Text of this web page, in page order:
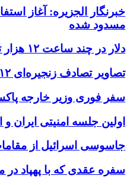
خبرنگار الجزیره: آغاز
مسدود شده
دلار در چند ساعت ۱۲ هزار تومان عقب‌نشینی کرد
تصاویر تصادف زنجیره‌ای ۱۲ خودرو در تهران
سفر فوری وزیر خارجه
اولین جلسه امنیتی ایران
جاسوسی اسرائیل از
سفره عقدی که با پهپاد در